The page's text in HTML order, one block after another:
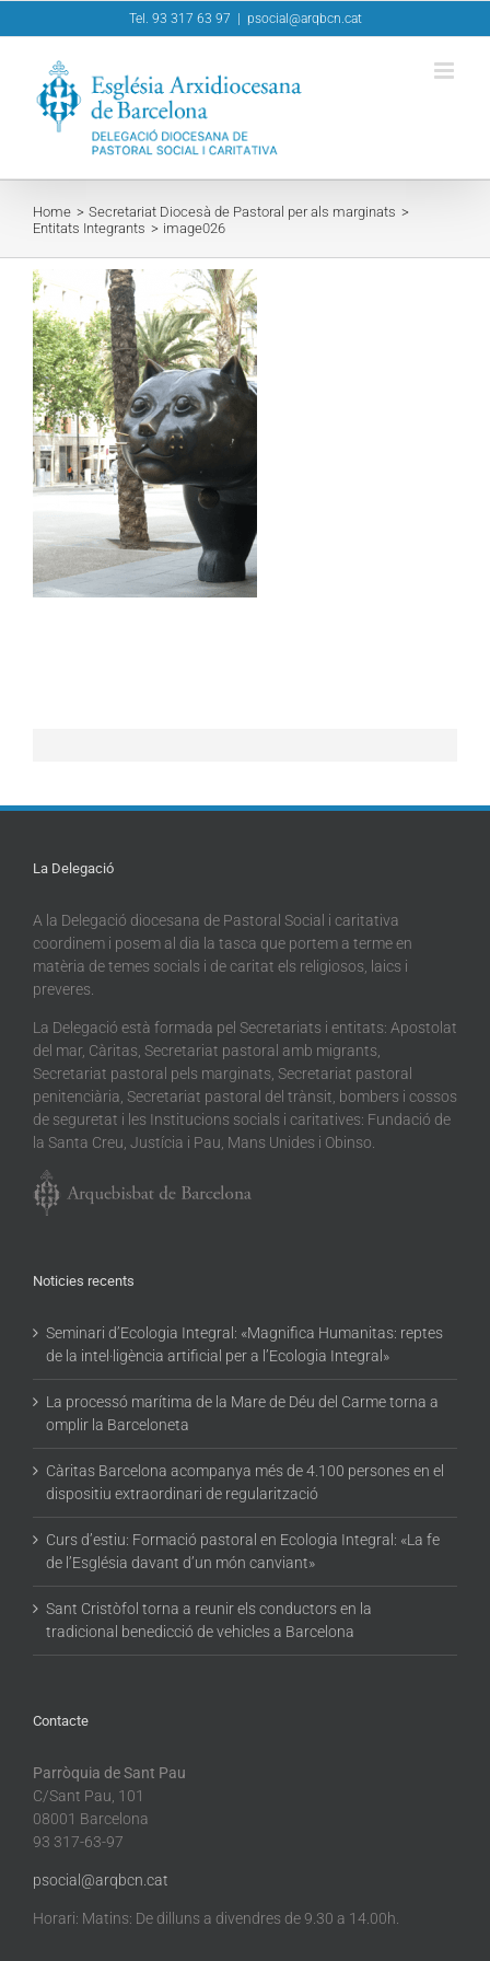
to
Tel. 93 317 63 97 psocial@arqbcn.cat
Home
Secretariat Diocesà de Pastoral per als marginats
Entitats Integrants
image026
La Delegació
A la Delegació diocesana de Pastoral Social i caritativa
coordinem i posem al dia la tasca que portem a terme en
matèria de temes socials i de caritat els religiosos, laics i
preveres.
La Delegació està formada pel Secretariats i entitats: Apostolat
del mar, Càritas, Secretariat pastoral amb migrants,
Secretariat pastoral pels marginats, Secretariat pastoral
penitenciària, Secretariat pastoral del trànsit, bombers i cossos
de seguretat i les Institucions socials i caritatives: Fundació de
la Santa Creu, Justícia i Pau, Mans Unides i Obinso.
Noticies recents
Seminari d’Ecologia Integral: «Magnifica Humanitas: reptes
de la intel·ligència artificial per a l’Ecologia Integral»
La processó marítima de la Mare de Déu del Carme torna a
omplir la Barceloneta
Càritas Barcelona acompanya més de 4.100 persones en el
dispositiu extraordinari de regularització
Curs d’estiu: Formació pastoral en Ecologia Integral: «La fe
de l’Església davant d’un món canviant»
Sant Cristòfol torna a reunir els conductors en la
tradicional benedicció de vehicles a Barcelona
Contacte
Parròquia de Sant Pau
C/Sant Pau, 101
08001 Barcelona
93 317-63-97
psocial@arqbcn.cat
Horari: Matins: De dilluns a divendres de 9.30 a 14.00h.